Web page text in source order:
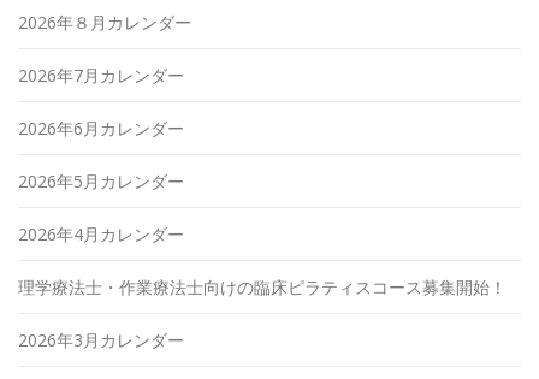
2026年８月カレンダー
2026年7月カレンダー
2026年6月カレンダー
2026年5月カレンダー
2026年4月カレンダー
理学療法士・作業療法士向けの臨床ピラティスコース募集開始！
2026年3月カレンダー